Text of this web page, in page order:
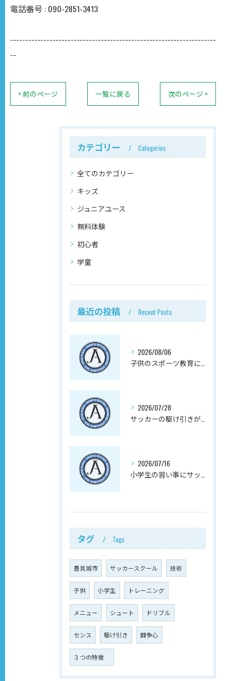
電話番号 : 090-2851-3413
--------------------------------------------------------------------
--
< 前のページ 一覧に戻る 次のページ >
カテゴリー Categories
全てのカテゴリー
キッズ
ジュニアユース
無料体験
初心者
学童
最近の投稿 Recent Posts
2026/08/06
2026/07/28
2026/07/16
タグ Tags
豊見城市 サッカースクール 技術
子供 小学生 トレーニング
メニュー シュート ドリブル
センス 駆け引き 闘争心
３つの特徴